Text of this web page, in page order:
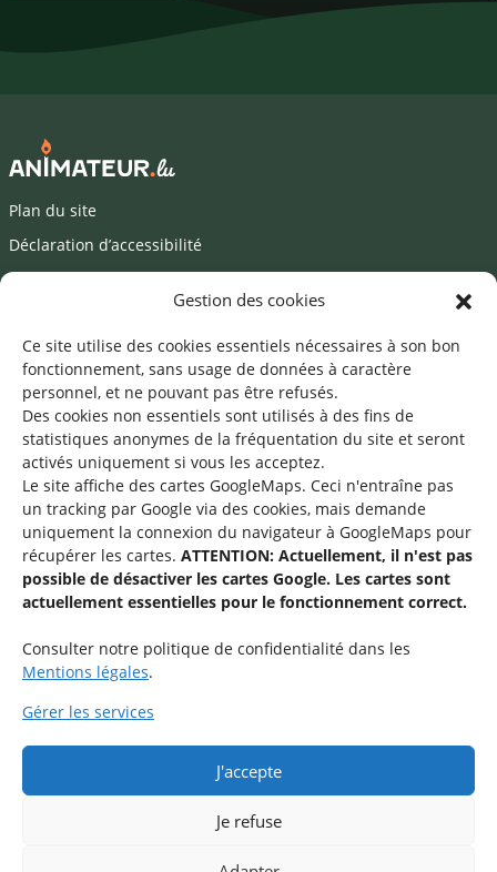
Gestion des cookies
Ce site utilise des cookies essentiels nécessaires à son bon
fonctionnement, sans usage de données à caractère
personnel, et ne pouvant pas être refusés.
Des cookies non essentiels sont utilisés à des fins de
statistiques anonymes de la fréquentation du site et seront
activés uniquement si vous les acceptez.
Le site affiche des cartes GoogleMaps. Ceci n'entraîne pas
un tracking par Google via des cookies, mais demande
uniquement la connexion du navigateur à GoogleMaps pour
récupérer les cartes. ATTENTION: Actuellement, il n'est pas
possible de désactiver les cartes Google. Les cartes sont
actuellement essentielles pour le fonctionnement correct.
Consulter notre politique de confidentialité dans les
Mentions légales.
Gérer les services
J'accepte
Je refuse
Plan du site
Déclaration d’accessibilité
Mentions légales
Une offre du
Service national de la jeunesse
48-50 rue Charles Martel
Rejoignez le groupe « Aide-Animateur / Animateur / Aide-